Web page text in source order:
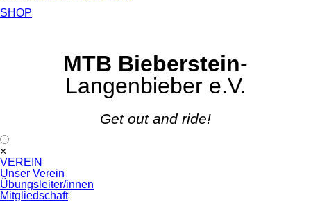
SHOP
MTB Bieberstein-
Langenbieber e.V.
Get out and ride!
×
überspringen
VEREIN
Unser Verein
Übungsleiter/innen
Mitgliedschaft